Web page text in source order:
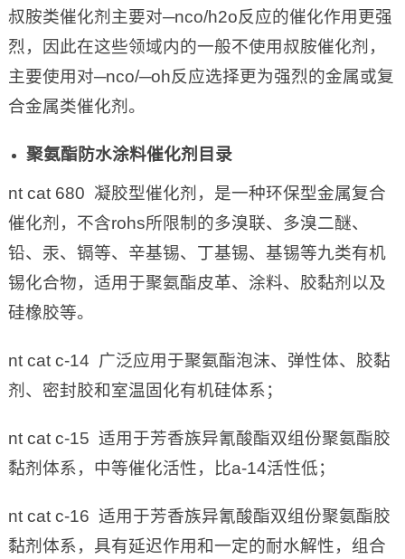
叔胺类催化剂主要对─nco/h2o反应的催化作用更强
烈，因此在这些领域内的一般不使用叔胺催化剂，
主要使用对─nco/─oh反应选择更为强烈的金属或复
合金属类催化剂。
聚氨酯防水涂料催化剂目录
nt cat 680 凝胶型催化剂，是一种环保型金属复合
催化剂，不含rohs所限制的多溴联、多溴二醚、
铅、汞、镉等、辛基锡、丁基锡、基锡等九类有机
锡化合物，适用于聚氨酯皮革、涂料、胶黏剂以及
硅橡胶等。
nt cat c-14 广泛应用于聚氨酯泡沫、弹性体、胶黏
剂、密封胶和室温固化有机硅体系；
nt cat c-15 适用于芳香族异氰酸酯双组份聚氨酯胶
黏剂体系，中等催化活性，比a-14活性低；
nt cat c-16 适用于芳香族异氰酸酯双组份聚氨酯胶
黏剂体系，具有延迟作用和一定的耐水解性，组合